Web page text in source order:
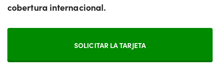
cobertura internacional.
SOLICITAR LA TARJETA